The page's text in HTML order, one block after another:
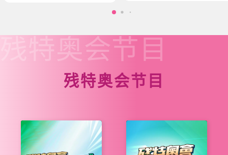
残特奥会节目
残特奥会节目